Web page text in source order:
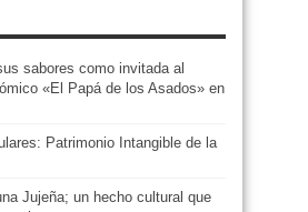
sabores como invitada al
«El Papá de los Asados» en
Patrimonio Intangible de la
Jujeña; un hecho cultural que